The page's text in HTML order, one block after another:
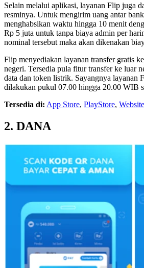
Selain melalui aplikasi, layanan Flip juga
resminya. Untuk mengirim uang antar
menghabsikan waktu hingga 10 menit
Rp 5 juta untuk tanpa biaya admin per
nominal tersebut maka akan dikenakan
Flip menyediakan layanan transfer gratis
negeri. Tersedia pula fitur transfer ke luar
data dan token listrik. Sayangnya layanan
dilakukan pukul 07.00 hingga 20.00 WIB
Tersedia di: App Store, PlayStore, Website
2. DANA